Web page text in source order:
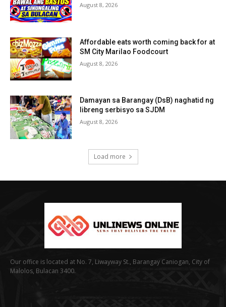
August 8, 2026
Affordable eats worth coming back for at
SM City Marilao Foodcourt
August 8, 2026
Damayan sa Barangay (DsB) naghatid ng
libreng serbisyo sa SJDM
August 8, 2026
Load more
Our office is located at No. 7, Liwayway St., Barangay Caniogan, City of
Malolos, Bulacan 3400.